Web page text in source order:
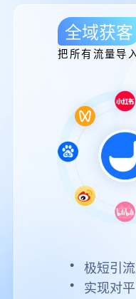
全域获客
把所有流量导
极短引
实现对